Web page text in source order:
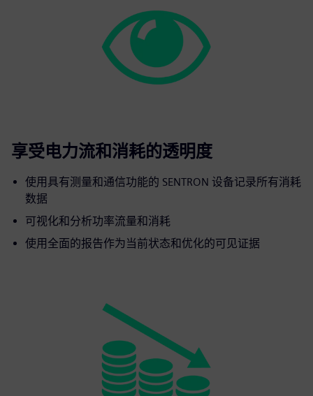
享受电力流和消耗的透明度
使用具有测量和通信功能的 SENTRON 设备记录所有消耗
数据
可视化和分析功率流量和消耗
使用全面的报告作为当前状态和优化的可见证据